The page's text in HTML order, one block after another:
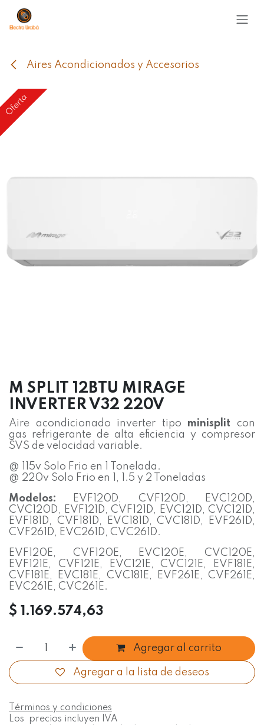
Ir al contenido
Aires Acondicionados y Accesorios
Oferta
M SPLIT 12BTU MIRAGE
INVERTER V32 220V
Aire acondicionado inverter tipo minisplit con
gas refrigerante de alta eficiencia y compresor
SVS de velocidad variable.
@ 115v Solo Frio en 1 Tonelada.
@ 220v Solo Frio en 1, 1.5 y 2 Toneladas
Modelos:
EVF120D, CVF120D, EVC120D,
CVC120D, EVF121D, CVF121D, EVC121D, CVC121D,
EVF181D, CVF181D, EVC181D, CVC181D, EVF261D,
CVF261D, EVC261D, CVC261D.
EVF120E, CVF120E, EVC120E, CVC120E,
EVF121E, CVF121E, EVC121E, CVC121E, EVF181E,
CVF181E, EVC181E, CVC181E, EVF261E, CVF261E,
EVC261E, CVC261E.
$ 1.169.574,63
Agregar al carrito
Agregar a la lista de deseos
Términos y condiciones
Los precios incluyen IVA